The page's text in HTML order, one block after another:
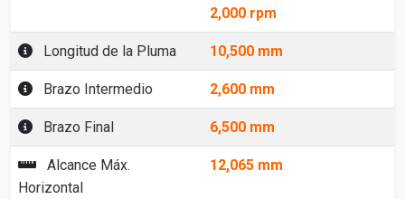
2,000 rpm
Longitud de la Pluma 10,500 mm
Brazo Intermedio 2,600 mm
Brazo Final 6,500 mm
Alcance Máx.
Horizontal
12,065 mm